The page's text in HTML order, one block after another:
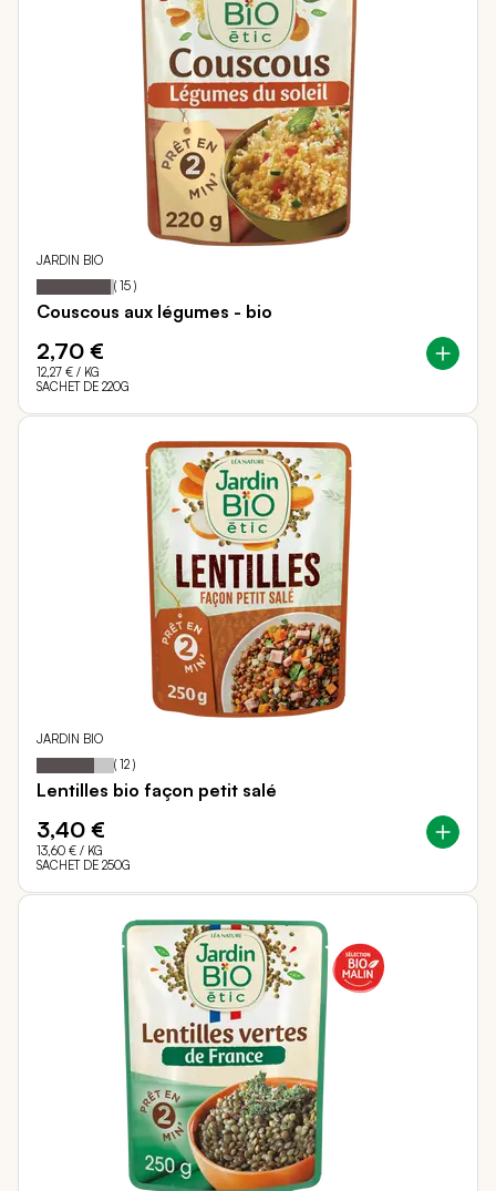
JARDIN BIO
Notation: 95
% of
( 15 )
Couscous aux légumes - bio
2,70 €
12,27 € / KG
SACHET DE 220G
JARDIN BIO
Notation: 75
% of
( 12 )
Lentilles bio façon petit salé
3,40 €
13,60 € / KG
SACHET DE 250G